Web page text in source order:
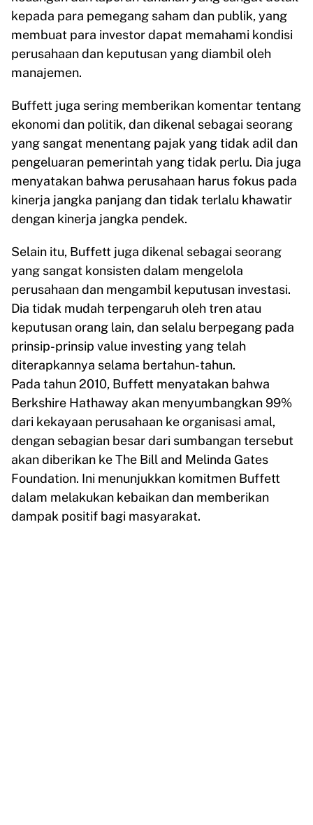
kepada para pemegang saham dan publik, yang
membuat para investor dapat memahami kondisi
perusahaan dan keputusan yang diambil oleh
manajemen.
Buffett juga sering memberikan komentar tentang
ekonomi dan politik, dan dikenal sebagai seorang
yang sangat menentang pajak yang tidak adil dan
pengeluaran pemerintah yang tidak perlu. Dia juga
menyatakan bahwa perusahaan harus fokus pada
kinerja jangka panjang dan tidak terlalu khawatir
dengan kinerja jangka pendek.
Selain itu, Buffett juga dikenal sebagai seorang
yang sangat konsisten dalam mengelola
perusahaan dan mengambil keputusan investasi.
Dia tidak mudah terpengaruh oleh tren atau
keputusan orang lain, dan selalu berpegang pada
prinsip-prinsip value investing yang telah
diterapkannya selama bertahun-tahun.
Pada tahun 2010, Buffett menyatakan bahwa
Berkshire Hathaway akan menyumbangkan 99%
dari kekayaan perusahaan ke organisasi amal,
dengan sebagian besar dari sumbangan tersebut
akan diberikan ke The Bill and Melinda Gates
Foundation. Ini menunjukkan komitmen Buffett
dalam melakukan kebaikan dan memberikan
dampak positif bagi masyarakat.